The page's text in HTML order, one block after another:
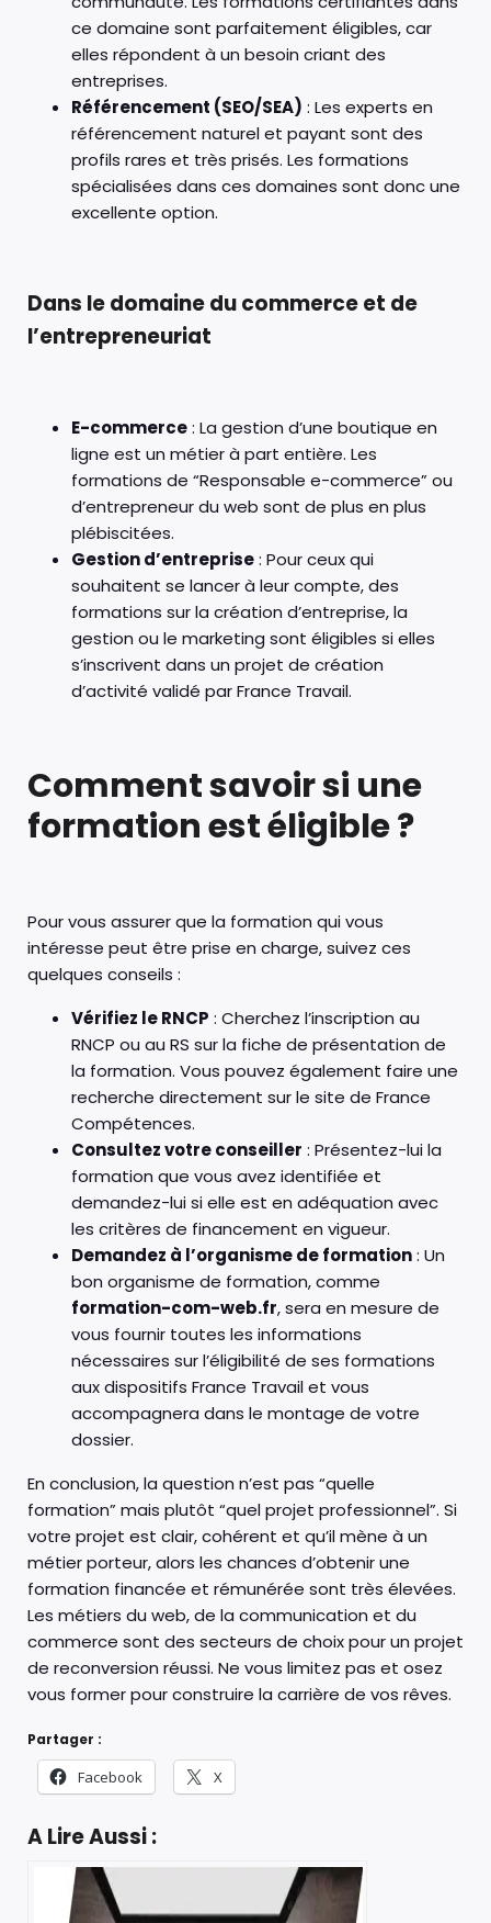
ce domaine sont parfaitement éligibles, car
elles répondent à un besoin criant des
entreprises.
Référencement (SEO/SEA) : Les experts en
référencement naturel et payant sont des
profils rares et très prisés. Les formations
spécialisées dans ces domaines sont donc une
excellente option.
Dans le domaine du commerce et de
l’entrepreneuriat
E-commerce: La gestion d’une boutique en
ligne est un métier à part entière. Les
formations de “Responsable e-commerce” ou
d’entrepreneur du web sont de plus en plus
plébiscitées.
Gestion d’entreprise: Pour ceux qui
souhaitent se lancer à leur compte, des
formations sur la création d’entreprise, la
gestion ou le marketing sont éligibles si elles
s’inscrivent dans un projet de création
d’activité validé par France Travail.
Comment savoir si une
formation est éligible ?
Pour vous assurer que la formation qui vous
intéresse peut être prise en charge, suivez ces
quelques conseils :
Vérifiez le RNCP : Cherchez l’inscription au
RNCP ou au RS sur la fiche de présentation de
la formation. Vous pouvez également faire une
recherche directement sur le site de France
Compétences.
Consultez votre conseiller : Présentez-lui la
formation que vous avez identifiée et
demandez-lui si elle est en adéquation avec
les critères de financement en vigueur.
Demandez à l’organisme de formation: Un
bon organisme de formation, comme
formation-com-web.fr, sera en mesure de
vous fournir toutes les informations
nécessaires sur l’éligibilité de ses formations
aux dispositifs France Travail et vous
accompagnera dans le montage de votre
dossier.
En conclusion, la question n’est pas “quelle
formation” mais plutôt “quel projet professionnel”. Si
votre projet est clair, cohérent et qu’il mène à un
métier porteur, alors les chances d’obtenir une
formation financée et rémunérée sont très élevées.
Les métiers du web, de la communication et du
commerce sont des secteurs de choix pour un projet
de reconversion réussi. Ne vous limitez pas et osez
vous former pour construire la carrière de vos rêves.
Partager :
Facebook X
A Lire Aussi :